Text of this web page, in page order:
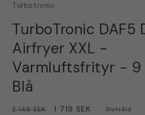
iTurbotronic
TurboTronic DAF5
Airfryer XXL -
Varmluftsfrityr -
Blå
Ordinarie
2 149 SEK Försäljningspris
1 719 SEK Slutsåld